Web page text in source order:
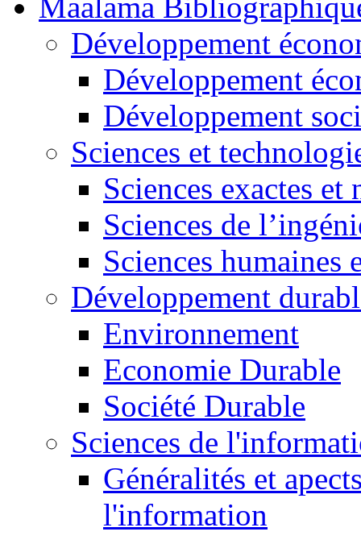
Maalama
Développement
Développement
Développement
Sciences et
Sciences exactes et
Sciences de
Sciences humaines
Développement
Environnement
Economie Durable
Société Durable
Sciences de
Généralités et
l'information